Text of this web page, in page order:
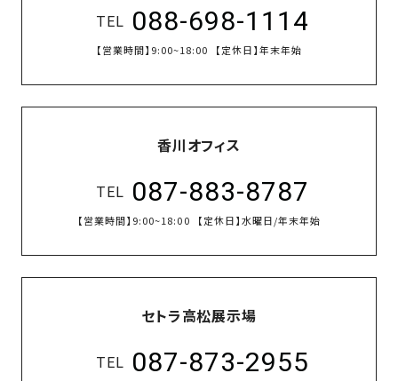
TEL 088-698-1114
【営業時間】 9:00~18:00 【定休日】年末年始
香川オフィス
TEL 087-883-8787
【営業時間】 9:00~18:00 【定休日】水曜日/年末年始
セトラ高松展示場
TEL 087-873-2955